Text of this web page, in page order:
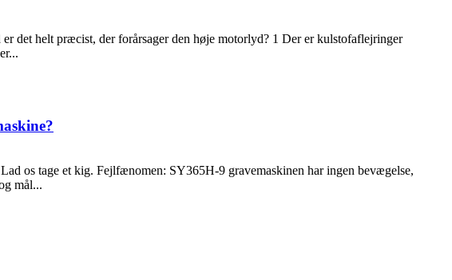
det helt præcist, der forårsager den høje motorlyd? 1 Der er kulstofaflejringer
os tage et kig. Fejlfænomen: SY365H-9 gravemaskinen har ingen bevægelse,
mål...